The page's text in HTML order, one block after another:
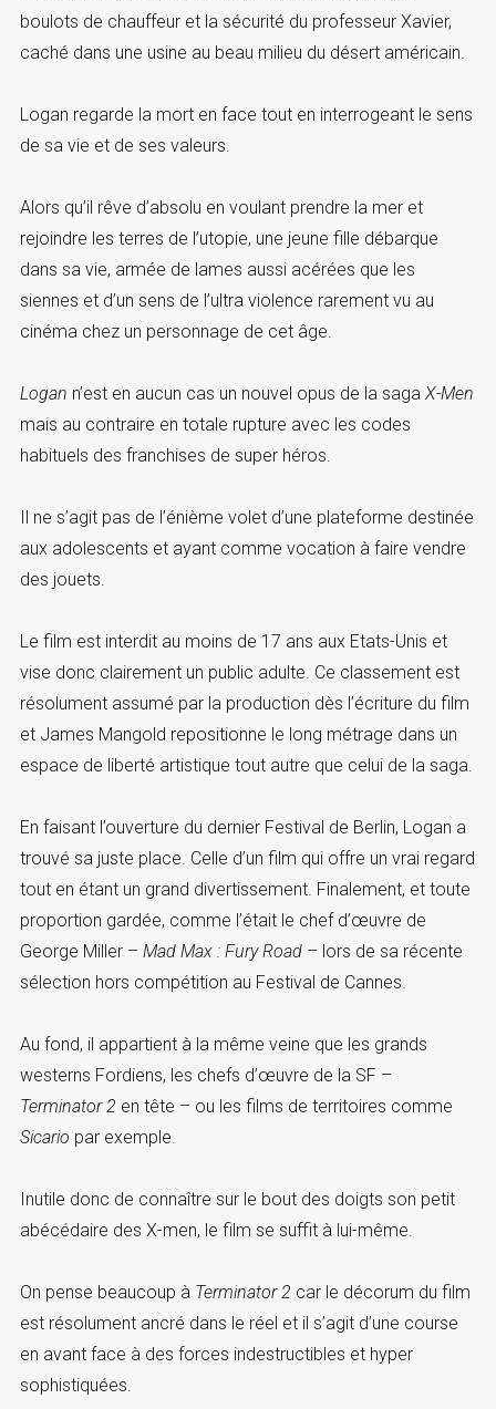
boulots de chauffeur et la sécurité du professeur Xavier,
caché dans une usine au beau milieu du désert américain.
Logan regarde la mort en face tout en interrogeant le sens
de sa vie et de ses valeurs.
Alors qu’il rêve d’absolu en voulant prendre la mer et
rejoindre les terres de l’utopie, une jeune fille débarque
dans sa vie, armée de lames aussi acérées que les
siennes et d’un sens de l’ultra violence rarement vu au
cinéma chez un personnage de cet âge.
Logan n’est en aucun cas un nouvel opus de la saga X-Men
mais au contraire en totale rupture avec les codes
habituels des franchises de super héros.
Il ne s’agit pas de l’énième volet d’une plateforme destinée
aux adolescents et ayant comme vocation à faire vendre
des jouets.
Le film est interdit au moins de 17 ans aux Etats-Unis et
vise donc clairement un public adulte. Ce classement est
résolument assumé par la production dès l’écriture du film
et James Mangold repositionne le long métrage dans un
espace de liberté artistique tout autre que celui de la saga.
En faisant l’ouverture du dernier Festival de Berlin, Logan a
trouvé sa juste place. Celle d’un film qui offre un vrai regard
tout en étant un grand divertissement. Finalement, et toute
proportion gardée, comme l’était le chef d’œuvre de
George Miller – Mad Max : Fury Road– lors de sa récente
sélection hors compétition au Festival de Cannes.
Au fond, il appartient à la même veine que les grands
westerns Fordiens, les chefs d’œuvre de la SF –
Terminator 2 en tête – ou les films de territoires comme
Sicario par exemple.
Inutile donc de connaître sur le bout des doigts son petit
abécédaire des X-men, le film se suffit à lui-même.
On pense beaucoup à Terminator 2 car le décorum du film
est résolument ancré dans le réel et il s’agit d’une course
en avant face à des forces indestructibles et hyper
sophistiquées.